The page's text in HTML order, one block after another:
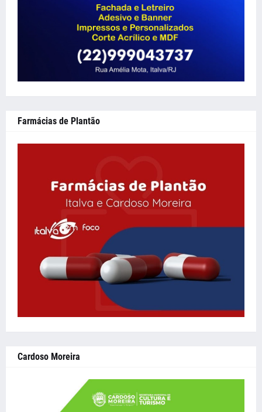
Farmácias de Plantão
Cardoso Moreira